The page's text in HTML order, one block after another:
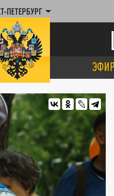
ПЕТЕРБУРГ
ЭФИР